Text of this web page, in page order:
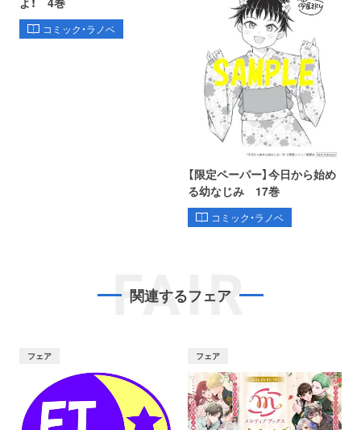
コミック・ラノベ
【限定ペーパー】今日から始め
る幼なじみ 17巻
コミック・ラノベ
FAIR
関連するフェア
フェア フェア